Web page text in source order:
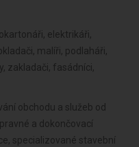
elektrikáři,
malíři, podlaháři,
zakladači, fasádníci,
obchodu a služeb od
a dokončovací
specializované stavební